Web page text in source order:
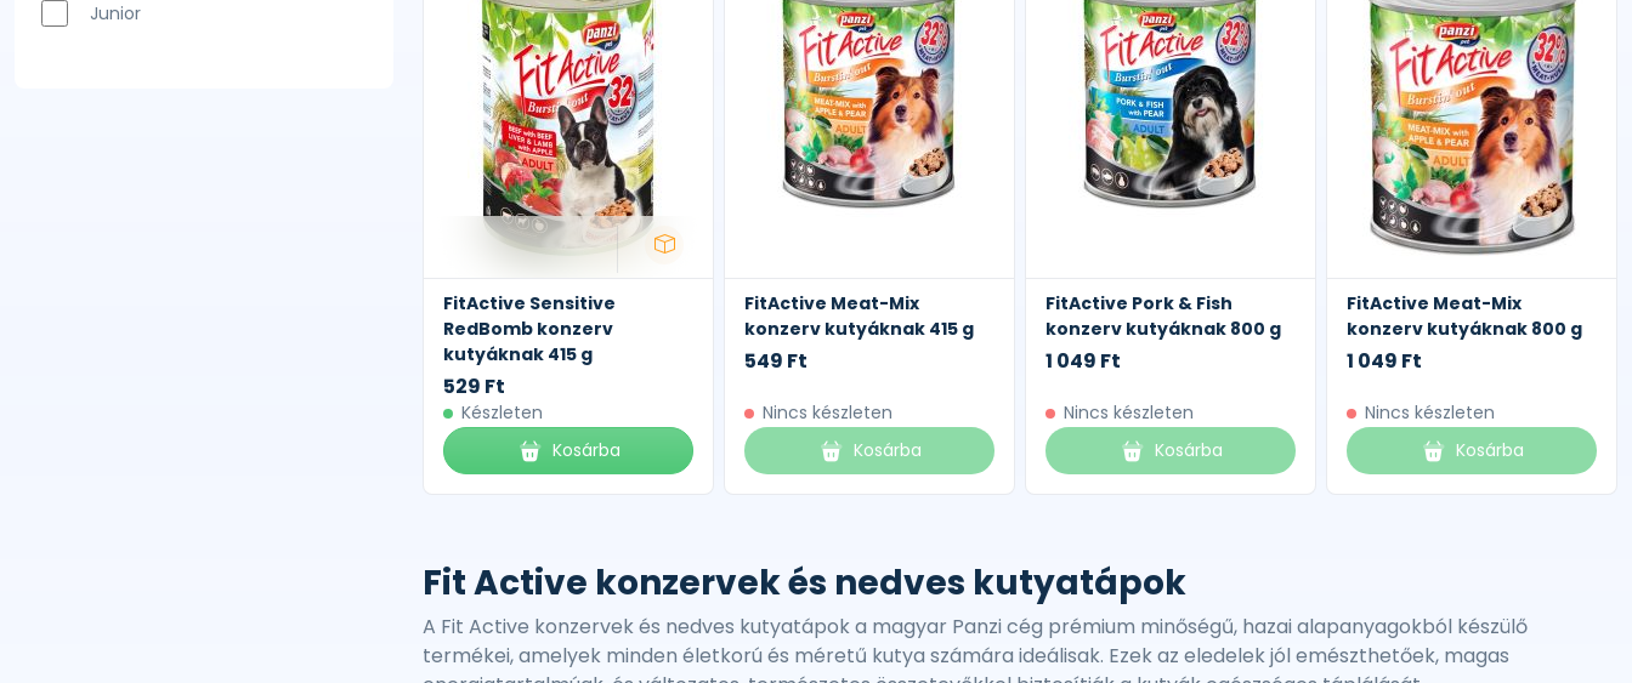
Junior
FitActive Sensitive
RedBomb konzerv
kutyáknak 415 g
529 Ft
Készleten
Kosárba
FitActive Meat-Mix
konzerv kutyáknak 415 g
549 Ft
Nincs készleten
Kosárba
FitActive Pork & Fish
konzerv kutyáknak 800 g
1 049 Ft
Nincs készleten
Kosárba
FitActive Meat-Mix
konzerv kutyáknak 800 g
1 049 Ft
Nincs készleten
Kosárba
Fit Active konzervek és nedves kutyatápok
A Fit Active konzervek és nedves kutyatápok a magyar Panzi cég prémium minőségű, hazai alapanyagokból készülő
termékei, amelyek minden életkorú és méretű kutya számára ideálisak. Ezek az eledelek jól emészthetőek, magas